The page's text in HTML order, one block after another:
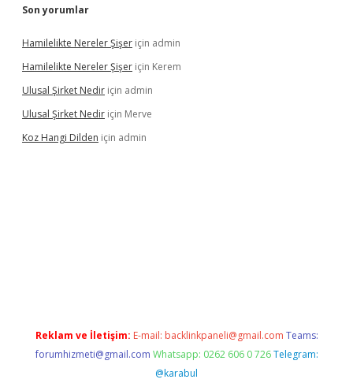
Son yorumlar
Hamilelikte Nereler Şişer için admin
Hamilelikte Nereler Şişer için Kerem
Ulusal Şirket Nedir için admin
Ulusal Şirket Nedir için Merve
Koz Hangi Dilden için admin
Reklam ve İletişim: E-mail: backlinkpaneli@gmail.com Teams:
forumhizmeti@gmail.com Whatsapp: 0262 606 0 726 Telegram:
@karabul